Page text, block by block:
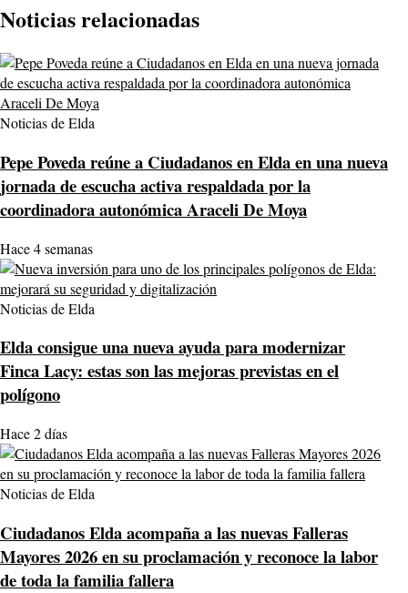
Noticias relacionadas
Noticias de Elda
Pepe Poveda reúne a Ciudadanos en Elda en una nueva
jornada de escucha activa respaldada por la
coordinadora autonómica Araceli De Moya
Hace 4 semanas
Noticias de Elda
Elda consigue una nueva ayuda para modernizar
Finca Lacy: estas son las mejoras previstas en el
polígono
Hace 2 días
Noticias de Elda
Ciudadanos Elda acompaña a las nuevas Falleras
Mayores 2026 en su proclamación y reconoce la labor
de toda la familia fallera